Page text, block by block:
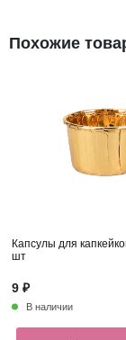
Похожие
Капсулы для
шт
9 ₽
В наличии